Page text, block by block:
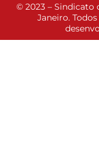
© 2023 – Sindicato
Janeiro.